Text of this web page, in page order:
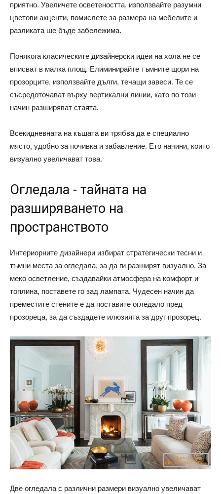
приятно. Увеличете осветеността, използвайте разумни
цветови акценти, помислете за размера на мебелите и
разликата ще бъде забележима.
Понякога класическите дизайнерски идеи на хола не се
вписват в малка площ. Елиминирайте тъмните щори на
прозорците, използвайте дълги, течащи завеси. Те се
съсредоточават върху вертикални линии, като по този
начин разширяват стаята.
Всекидневната на къщата ви трябва да е специално
място, удобно за почивка и забавление. Ето начини, които
визуално увеличават това.
Огледала - тайната на
разширяването на
пространството
Интериорните дизайнери избират стратегически тесни и
тъмни места за огледала, за да ги разширят визуално. За
меко осветление, създавайки атмосфера на комфорт и
топлина, поставете го зад лампата. Чудесен начин да
преместите стените е да поставите огледало пред
прозореца, за да създадете илюзията за друг прозорец.
Две огледала с различни размери визуално увеличават